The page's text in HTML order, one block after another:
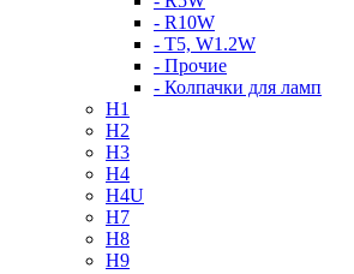
- R10W
- T5, W1.2W
- Прочие
- Колпачки для ламп
H1
H2
H3
H4
H4U
H7
H8
H9